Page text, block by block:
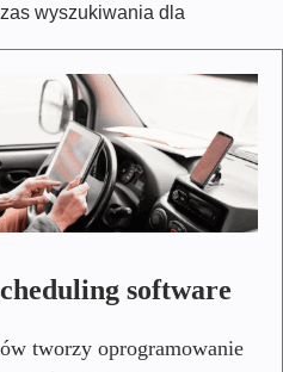
wyszukiwania dla
software
tworzy oprogramowanie